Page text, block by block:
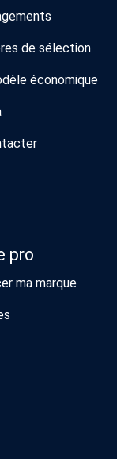
de sélection
économique
pro
ma marque